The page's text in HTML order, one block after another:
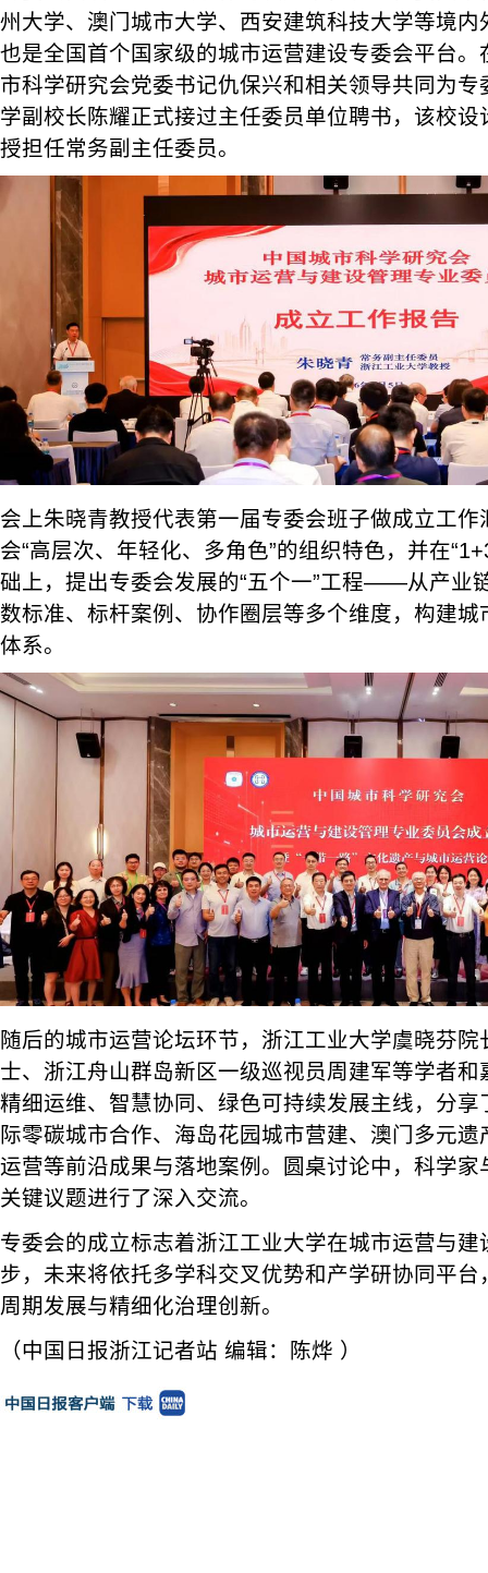
州大学、澳门城市大学、西安建筑科技大学等境
也是全国首个国家级的城市运营建设专委会平台
市科学研究会党委书记仇保兴和相关领导共同为
学副校长陈耀正式接过主任委员单位聘书，该校
授担任常务副主任委员。
会上朱晓青教授代表第一届专委会班子做成立工
会“高层次、年轻化、多角色”的组织特色，并在
础上，提出专委会发展的“五个一”工程——从产业
数标准、标杆案例、协作圈层等多个维度，构建
体系。
随后的城市运营论坛环节，浙江工业大学虞晓芬
士、浙江舟山群岛新区一级巡视员周建军等学者
精细运维、智慧协同、绿色可持续发展主线，分
际零碳城市合作、海岛花园城市营建、澳门多元
运营等前沿成果与落地案例。圆桌讨论中，科学
关键议题进行了深入交流。
专委会的成立标志着浙江工业大学在城市运营与
步，未来将依托多学科交叉优势和产学研协同平
周期发展与精细化治理创新。
（中国日报浙江记者站 编辑：陈烨 ）